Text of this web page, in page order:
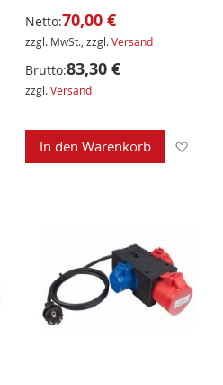
Zur Wunschliste hinzufügen
Netto:70,00 €
zzgl. MwSt., zzgl.Versand
Brutto:83,30 €
zzgl.Versand
In den Warenkorb